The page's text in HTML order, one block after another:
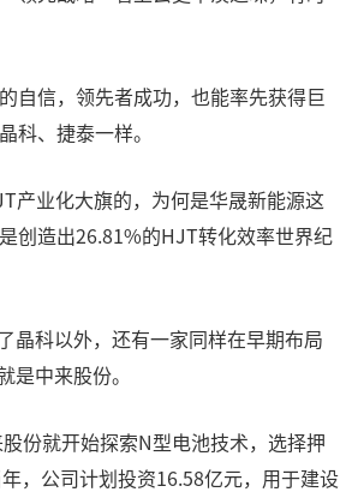
自信，领先者成功，也能率先获得巨
科、捷泰一样。
产业化大旗的，为何是华晟新能源这
创造出26.81%的HJT转化效率世界纪
晶科以外，还有一家同样在早期布局
是中来股份。
份就开始探索N型电池技术，选择押
，公司计划投资16.58亿元，用于建设